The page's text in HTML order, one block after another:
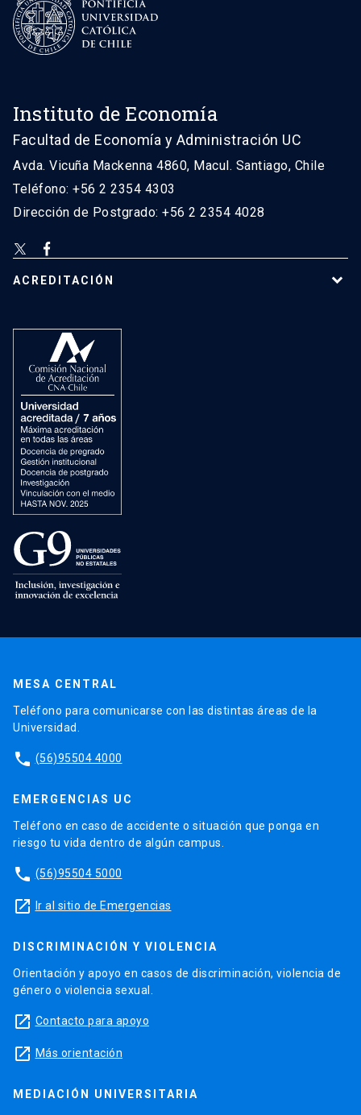
Instituto de Economía
Facultad de Economía y Administración UC
Avda. Vicuña Mackenna 4860, Macul. Santiago, Chile
Teléfono: +56 2 2354 4303
Dirección de Postgrado: +56 2 2354 4028
ACREDITACIÓN
MESA CENTRAL
Teléfono para comunicarse con las distintas áreas de la
Universidad.
phone (56)95504 4000
EMERGENCIAS UC
Teléfono en caso de accidente o situación que ponga en
riesgo tu vida dentro de algún campus.
phone (56)95504 5000
launch Ir al sitio de Emergencias
DISCRIMINACIÓN Y VIOLENCIA
Orientación y apoyo en casos de discriminación, violencia de
género o violencia sexual.
launch Contacto para apoyo
launch Más orientación
MEDIACIÓN UNIVERSITARIA